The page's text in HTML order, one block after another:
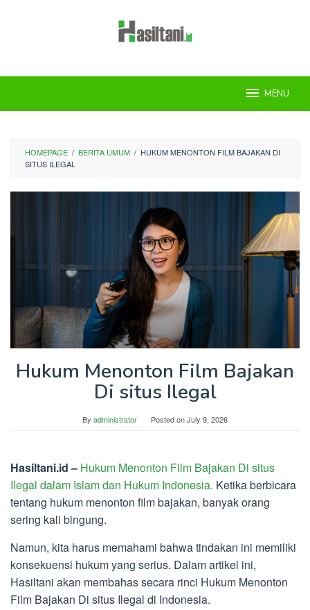
MENU
HOMEPAGE / BERITA UMUM / HUKUM MENONTON FILM BAJAKAN DI
SITUS ILEGAL
Hukum Menonton Film Bajakan
Di situs Ilegal
By administrator Posted onJuly 9, 2026
Hasiltani.id – Hukum Menonton Film Bajakan Di situs
Ilegal dalam Islam dan Hukum Indonesia. Ketika berbicara
tentang hukum menonton film bajakan, banyak orang
sering kali bingung.
Namun, kita harus memahami bahwa tindakan ini memiliki
konsekuensi hukum yang serius. Dalam artikel ini,
Hasiltani akan membahas secara rinci Hukum Menonton
Film Bajakan Di situs Ilegal di Indonesia.